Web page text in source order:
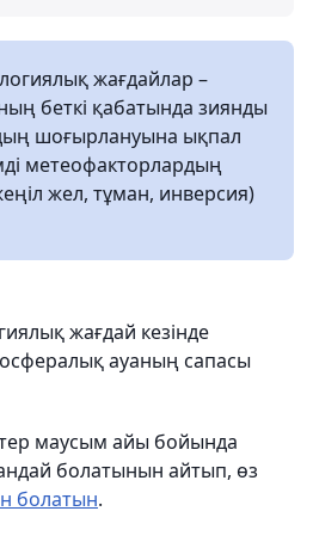
жағдайлар –
беткі қабатында зиянды
шоғырлануына ықпал
метеофакторлардың
жел, тұман, инверсия)
жағдай кезінде
ауаның сапасы
маусым айы бойында
болатынын айтып, өз
болатын.